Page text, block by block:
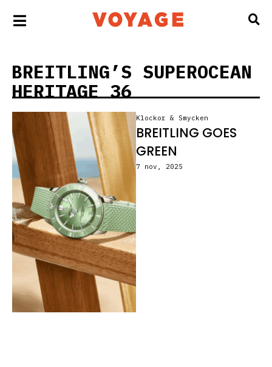
BREITLING’S SUPEROCEAN
HERITAGE 36
Klockor & Smycken
BREITLING GOES
GREEN
7 nov, 2025